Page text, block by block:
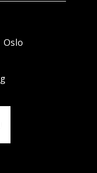
Oslo